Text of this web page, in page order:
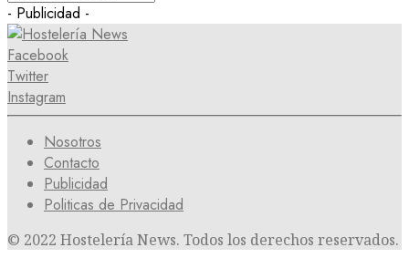
- Publicidad -
Facebook
Twitter
Instagram
Nosotros
Contacto
Publicidad
Politicas de Privacidad
© 2022 Hostelería News. Todos los derechos reservados.